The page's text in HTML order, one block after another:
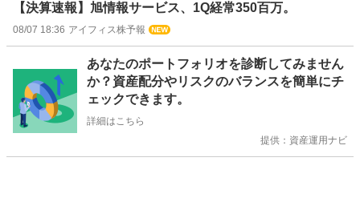
【決算速報】旭情報サービス、1Q経常350百万。
08/07 18:36 アイフィス株予報
あなたのポートフォリオを診断してみません
か？資産配分やリスクのバランスを簡単にチ
ェックできます。
詳細はこちら
提供：資産運用ナビ